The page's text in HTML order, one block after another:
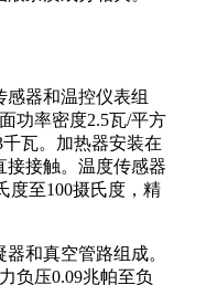
器和温控仪表组
功率密度2.5瓦/平方
瓦。加热器安装在
接接触。温度传感器
度至100摄氏度，精
和真空管路组成。
负压0.09兆帕至负